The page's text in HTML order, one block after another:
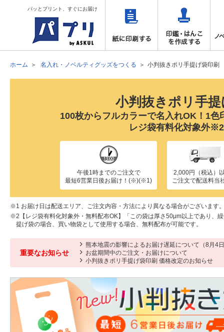
パッとプリント、すぐにお届け
ホーム 名入れ・ノベルティグッズをつくる 小判抜きポリ手提げ袋印刷
小判抜きポリ手
100枚からフルカラーで名入れOK！1色
レジ袋有料化対象外
午後1時までのご注文で
最短6営業日後お届け！(※)(※1)
2,000円（税込）
ご注文で配送料当
1 お届け日は配送エリア、ご注文内容・方法により異なる場合がございます
2【レジ袋有料化対象外・無料配布OK】「この袋は厚さ50μm以上であり、
提げ袋の場合、買い物袋として使用する場合、無料配布が可能です。
重要なお知らせ
熊本地震の影響によるお届け遅延について（8月4
お盆期間中のご注文・お届けについて
小判抜きポリ手提げ袋印刷 価格改定のお知らせ